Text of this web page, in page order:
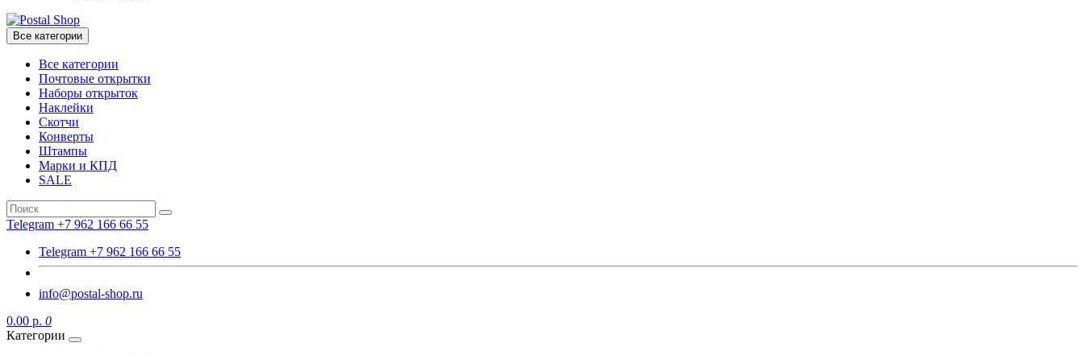
Все категории
Все категории
Почтовые открытки
Наборы открыток
Наклейки
Скотчи
Конверты
Штампы
Марки и КПД
SALE
Telegram +7 962 166 66 55
Telegram +7 962 166 66 55
info@postal-shop.ru
0.00 р. 0
Категории